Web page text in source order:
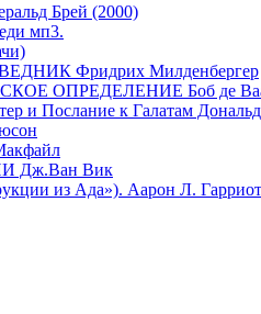
Брей (2000)
мп3.
Фридрих Милденбергер
ОПРЕДЕЛЕНИЕ Боб де
к Галатам Дональд
Дж.Ван Вик
из Ада»). Аарон Л.